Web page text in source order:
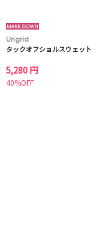
Ungrid
タックオフショルスウェット
5,280 円
40%OFF